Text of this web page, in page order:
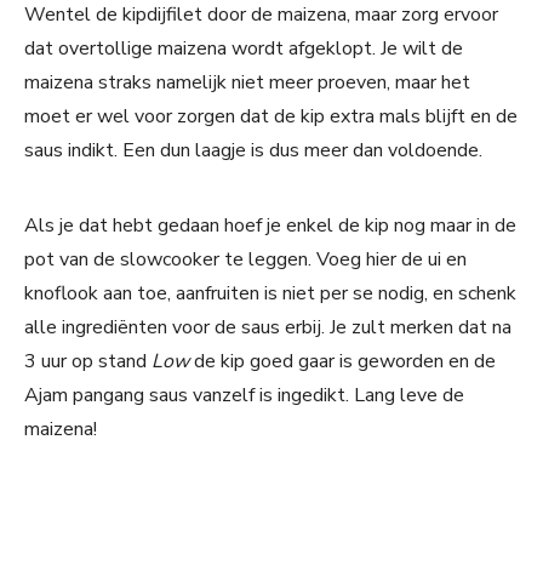
Wentel de kipdijfilet door de maizena, maar zorg ervoor
dat overtollige maizena wordt afgeklopt. Je wilt de
maizena straks namelijk niet meer proeven, maar het
moet er wel voor zorgen dat de kip extra mals blijft en de
saus indikt. Een dun laagje is dus meer dan voldoende.
Als je dat hebt gedaan hoef je enkel de kip nog maar in de
pot van de slowcooker te leggen. Voeg hier de ui en
knoflook aan toe, aanfruiten is niet per se nodig, en schenk
alle ingrediënten voor de saus erbij. Je zult merken dat na
3 uur op stand Lowde kip goed gaar is geworden en de
Ajam pangang saus vanzelf is ingedikt. Lang leve de
maizena!